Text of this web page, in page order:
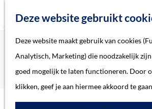
Deze website gebruikt
Deze website maakt gebruik van cookies
Analytisch, Marketing) die noodzakelijk
goed mogelijk te laten functioneren. Door
klikken, geef je aan hiermee akkoord te
Home
Verhalen
Thema
Soort object
Home
Actueel
Archeologische vondsten klooster
Hertogenbosch